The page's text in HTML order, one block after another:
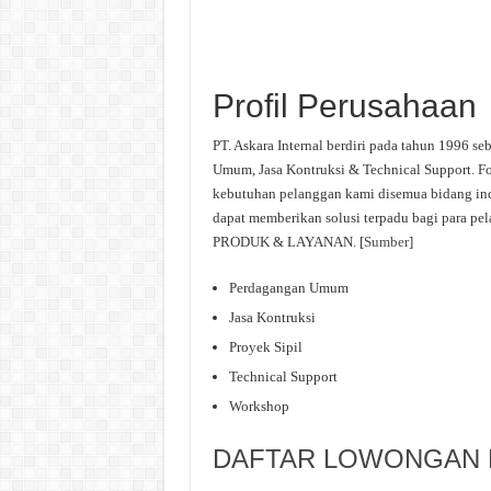
Profil Perusahaan
PT. Askara Internal berdiri pada tahun 1996
Umum, Jasa Kontruksi & Technical Support.
kebutuhan pelanggan kami disemua bidang
dapat memberikan solusi terpadu bagi para
PRODUK & LAYANAN. [Sumber]
Perdagangan Umum
Jasa Kontruksi
Proyek Sipil
Technical Support
Workshop
DAFTAR LOWONGAN